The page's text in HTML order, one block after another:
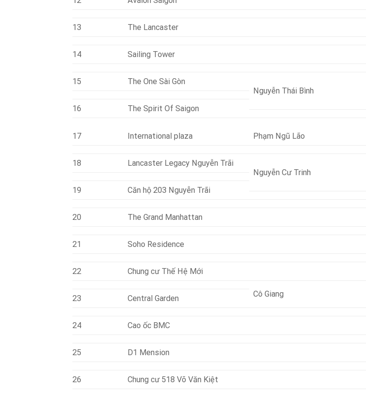
13 The Lancaster
14 Sailing Tower
15
The One Sài Gòn
Nguyễn Thái Bình
16
The Spirit Of Saigon
17 International plaza Phạm Ngũ Lão
18
Lancaster Legacy Nguyễn Trãi
Nguyễn Cư Trinh
19
Căn hộ 203 Nguyễn Trãi
20 The Grand Manhattan
21 Soho Residence
22 Chung cư Thế Hệ Mới
Cô Giang
23 Central Garden
24 Cao ốc BMC
25 D1 Mension
26 Chung cư 518 Võ Văn Kiệt